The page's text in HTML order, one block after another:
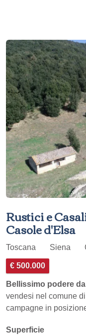
Rustici e
Casole d'Elsa
Toscana Siena
€ 500.000
Bellissimo podere
vendesi nel comune
campagne in
Superficie